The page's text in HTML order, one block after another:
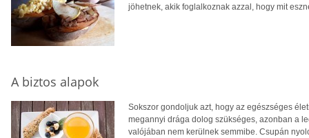
jöhetnek, akik foglalkoznak azzal, hogy mit
A biztos alapok
Sokszor gondoljuk azt, hogy az egészséges
megannyi drága dolog szükséges, azonban a
valójában nem kerülnek semmibe. Csupán